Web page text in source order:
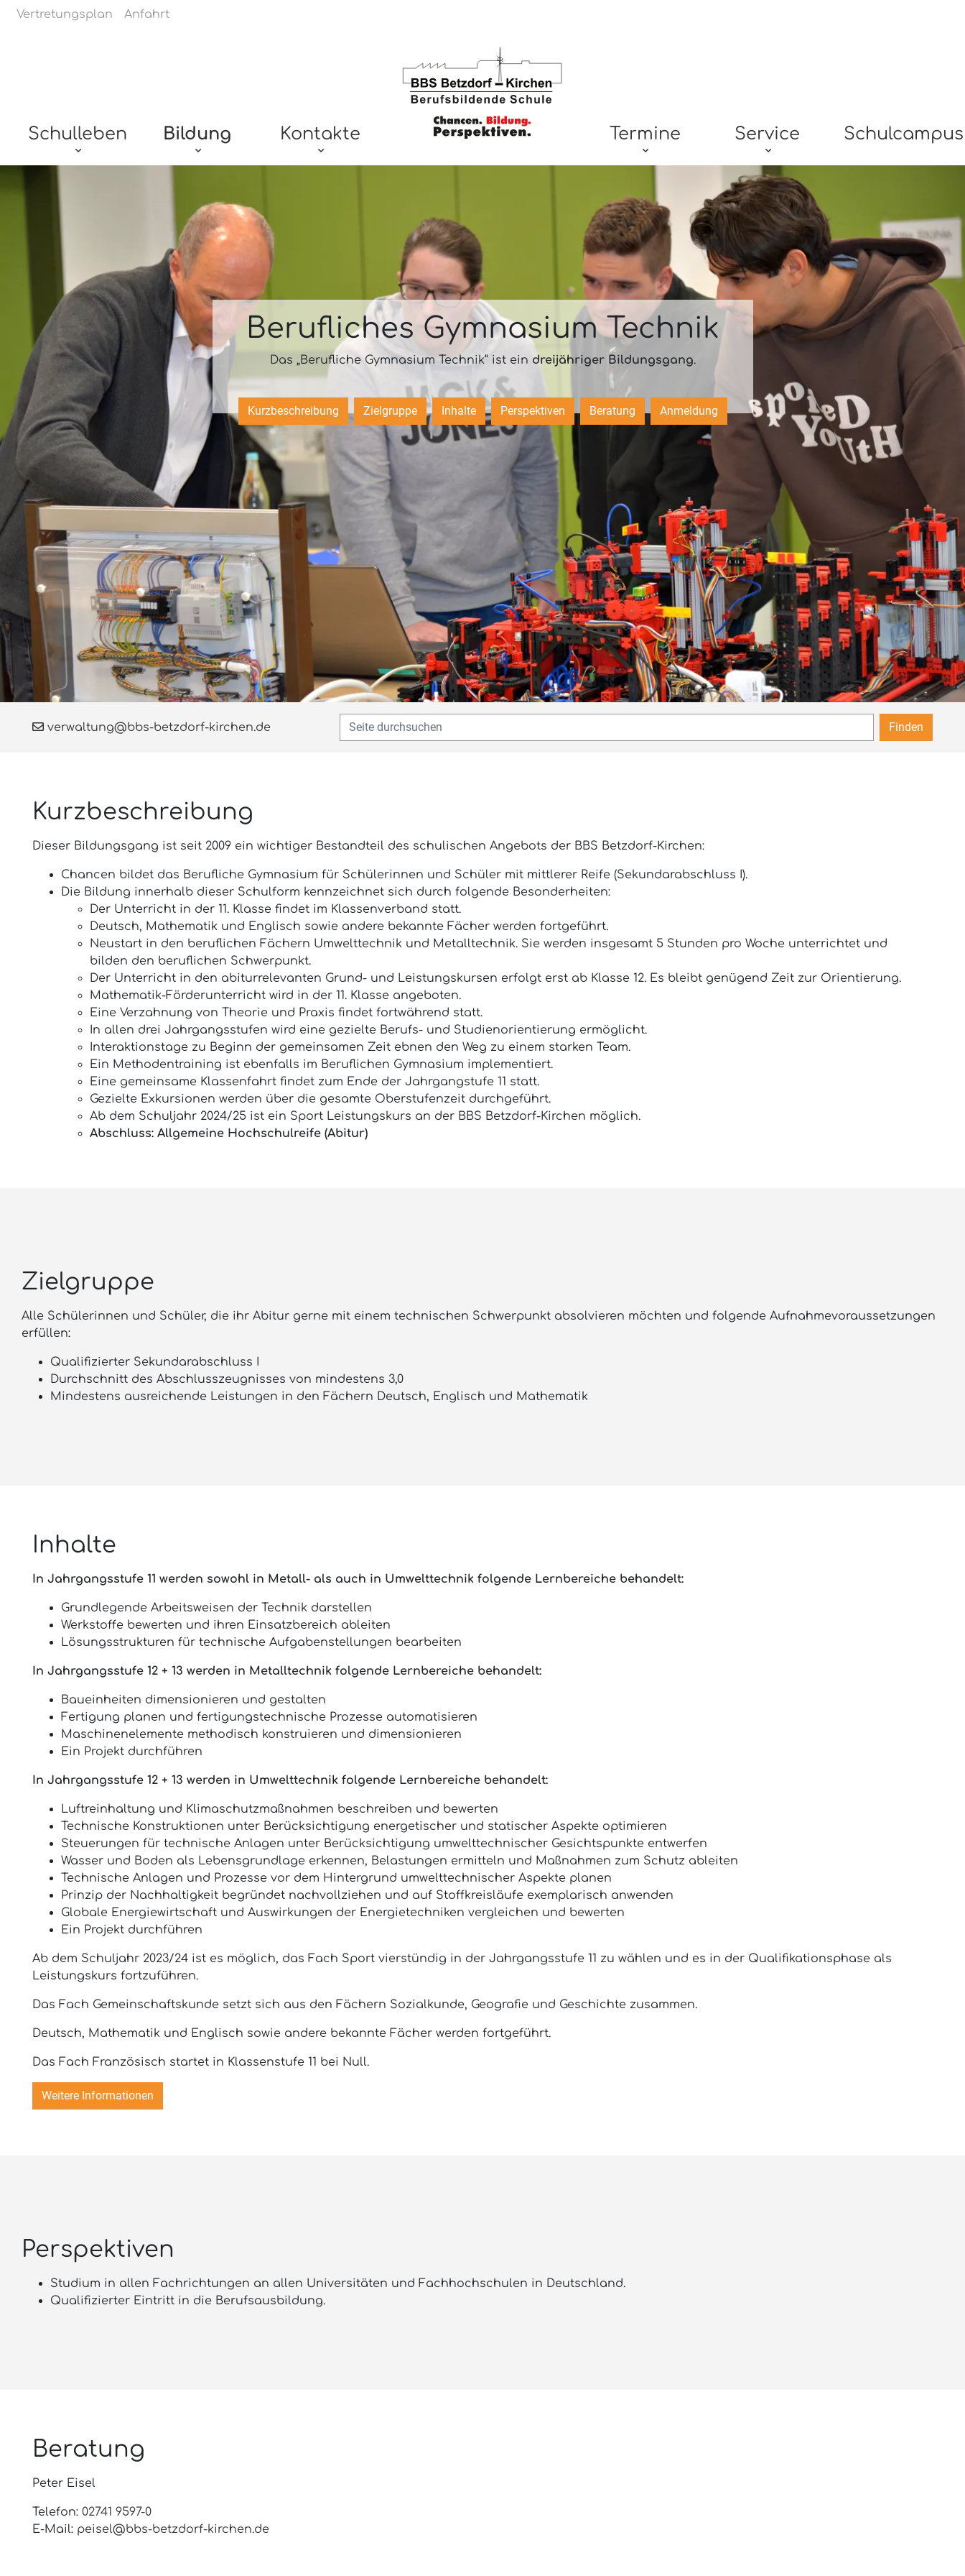
Navigation überspringen
Vertretungsplan Anfahrt
Schulleben Bildung Kontakte Termine Service Schulcampus
Berufliches Gymnasium Technik
Das „Berufliche Gymnasium Technik“ ist ein dreijähriger Bildungsgang.
Kurzbeschreibung Zielgruppe Inhalte Perspektiven Beratung Anmeldung
verwaltung@bbs-betzdorf-kirchen.de Finden
Kurzbeschreibung
Dieser Bildungsgang ist seit 2009 ein wichtiger Bestandteil des schulischen Angebots der BBS Betzdorf-Kirchen:
Chancen bildet das Berufliche Gymnasium für Schülerinnen und Schüler mit mittlerer Reife (Sekundarabschluss I).
Die Bildung innerhalb dieser Schulform kennzeichnet sich durch folgende Besonderheiten:
Der Unterricht in der 11. Klasse findet im Klassenverband statt.
Deutsch, Mathematik und Englisch sowie andere bekannte Fächer werden fortgeführt.
Neustart in den beruflichen Fächern Umwelttechnik und Metalltechnik. Sie werden insgesamt 5 Stunden pro Woche unterrichtet und
bilden den beruflichen Schwerpunkt.
Der Unterricht in den abiturrelevanten Grund- und Leistungskursen erfolgt erst ab Klasse 12. Es bleibt genügend Zeit zur Orientierung.
Mathematik-Förderunterricht wird in der 11. Klasse angeboten.
Eine Verzahnung von Theorie und Praxis findet fortwährend statt.
In allen drei Jahrgangsstufen wird eine gezielte Berufs- und Studienorientierung ermöglicht.
Interaktionstage zu Beginn der gemeinsamen Zeit ebnen den Weg zu einem starken Team.
Ein Methodentraining ist ebenfalls im Beruflichen Gymnasium implementiert.
Eine gemeinsame Klassenfahrt findet zum Ende der Jahrgangstufe 11 statt.
Gezielte Exkursionen werden über die gesamte Oberstufenzeit durchgeführt.
Ab dem Schuljahr 2024/25 ist ein Sport Leistungskurs an der BBS Betzdorf-Kirchen möglich.
Abschluss: Allgemeine Hochschulreife (Abitur)
Zielgruppe
Alle Schülerinnen und Schüler, die ihr Abitur gerne mit einem technischen Schwerpunkt absolvieren möchten und folgende Aufnahmevoraussetzungen
erfüllen:
Qualifizierter Sekundarabschluss I
Durchschnitt des Abschlusszeugnisses von mindestens 3,0
Mindestens ausreichende Leistungen in den Fächern Deutsch, Englisch und Mathematik
Inhalte
In Jahrgangsstufe 11 werden sowohl in Metall- als auch in Umwelttechnik folgende Lernbereiche behandelt:
Grundlegende Arbeitsweisen der Technik darstellen
Werkstoffe bewerten und ihren Einsatzbereich ableiten
Lösungsstrukturen für technische Aufgabenstellungen bearbeiten
In Jahrgangsstufe 12 + 13 werden in Metalltechnik folgende Lernbereiche behandelt:
Baueinheiten dimensionieren und gestalten
Fertigung planen und fertigungstechnische Prozesse automatisieren
Maschinenelemente methodisch konstruieren und dimensionieren
Ein Projekt durchführen
In Jahrgangsstufe 12 + 13 werden in Umwelttechnik folgende Lernbereiche behandelt:
Luftreinhaltung und Klimaschutzmaßnahmen beschreiben und bewerten
Technische Konstruktionen unter Berücksichtigung energetischer und statischer Aspekte optimieren
Steuerungen für technische Anlagen unter Berücksichtigung umwelttechnischer Gesichtspunkte entwerfen
Wasser und Boden als Lebensgrundlage erkennen, Belastungen ermitteln und Maßnahmen zum Schutz ableiten
Technische Anlagen und Prozesse vor dem Hintergrund umwelttechnischer Aspekte planen
Prinzip der Nachhaltigkeit begründet nachvollziehen und auf Stoffkreisläufe exemplarisch anwenden
Globale Energiewirtschaft und Auswirkungen der Energietechniken vergleichen und bewerten
Ein Projekt durchführen
Ab dem Schuljahr 2023/24 ist es möglich, das Fach Sport vierstündig in der Jahrgangsstufe 11 zu wählen und es in der Qualifikationsphase als
Leistungskurs fortzuführen.
Das Fach Gemeinschaftskunde setzt sich aus den Fächern Sozialkunde, Geografie und Geschichte zusammen.
Deutsch, Mathematik und Englisch sowie andere bekannte Fächer werden fortgeführt.
Das Fach Französisch startet in Klassenstufe 11 bei Null.
Weitere Informationen
Perspektiven
Studium in allen Fachrichtungen an allen Universitäten und Fachhochschulen in Deutschland.
Qualifizierter Eintritt in die Berufsausbildung.
Beratung
Peter Eisel
Telefon: 02741 9597-0
E-Mail: peisel@bbs-betzdorf-kirchen.de